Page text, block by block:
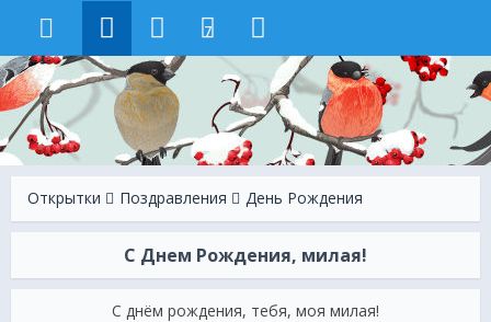
7
Открытки Поздравления День Рождения
С Днем Рождения, милая!
С днём рождения, тебя, моя милая!